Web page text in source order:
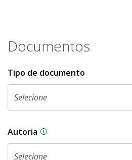
Documentos
Tipo de documento
Autoria As proposições